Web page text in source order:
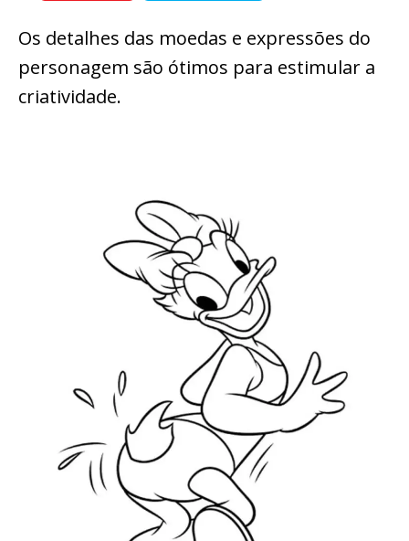
Os detalhes das moedas e expressões do
personagem são ótimos para estimular a
criatividade.